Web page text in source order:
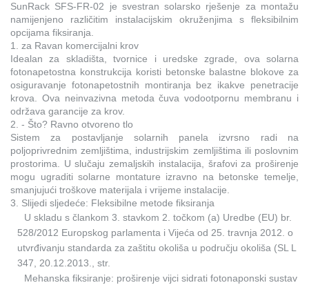
SunRack SFS-FR-02 je svestran solarsko rješenje za montažu
namijenjeno različitim instalacijskim okruženjima s fleksibilnim
opcijama fiksiranja.
1. za Ravan komercijalni krov
Idealan za skladišta, tvornice i uredske zgrade, ova solarna
fotonapetostna konstrukcija koristi betonske balastne blokove za
osiguravanje fotonapetostnih montiranja bez ikakve penetracije
krova. Ova neinvazivna metoda čuva vodootpornu membranu i
održava garancije za krov.
2. - Što? Ravno otvoreno tlo
Sistem za postavljanje solarnih panela izvrsno radi na
poljoprivrednim zemljištima, industrijskim zemljištima ili poslovnim
prostorima. U slučaju zemaljskih instalacija, šrafovi za proširenje
mogu ugraditi solarne montature izravno na betonske temelje,
smanjujući troškove materijala i vrijeme instalacije.
3. Slijedi sljedeće: Fleksibilne metode fiksiranja
U skladu s člankom 3. stavkom 2. točkom (a) Uredbe (EU) br.
528/2012 Europskog parlamenta i Vijeća od 25. travnja 2012. o
utvrđivanju standarda za zaštitu okoliša u području okoliša (SL L
347, 20.12.2013., str.
Mehanska fiksiranje: proširenje vijci sidrati fotonaponski sustav